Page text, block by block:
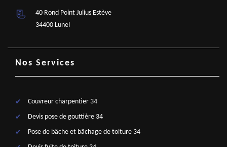
40 Rond Point Julius Estève
34400 Lunel
Nos Services
Couvreur charpentier 34
Devis pose de gouttière 34
Pose de bâche et bâchage de toiture 34